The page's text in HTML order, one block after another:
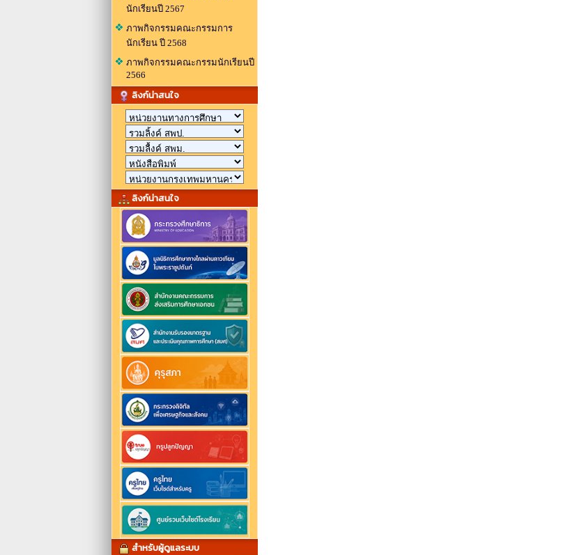
นักเรียนปี 2567
ภาพกิจกรรมคณะกรรมการ
นักเรียน ปี 2568
ภาพกิจกรรมคณะกรรมนักเรียนปี
2566
ลิงก์น่าสนใจ
ลิงก์น่าสนใจ
สำหรับผู้ดูแลระบบ